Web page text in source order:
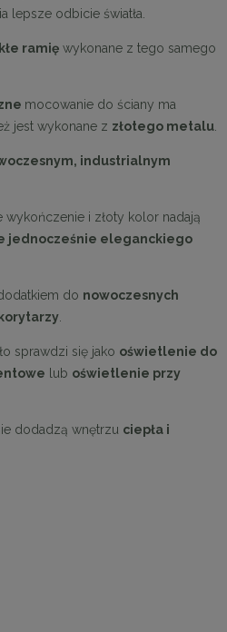
lepsze odbicie światła.
ramię wykonane z tego samego
mocowanie do ściany ma
jest wykonane z złotego metalu
industrialnym
wykończenie i złoty kolor nadają
jednocześnie eleganckiego
do nowoczesnych
korytarzy
sprawdzi się jako oświetlenie do
lub oświetlenie przy
dodadzą wnętrzu ciepła i